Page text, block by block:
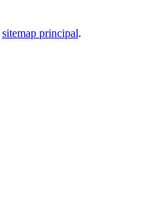
sitemap principal.